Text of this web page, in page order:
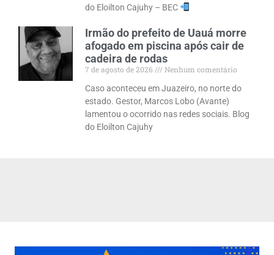
do Eloilton Cajuhy – BEC
Irmão do prefeito de Uauá morre
afogado em piscina após cair de
cadeira de rodas
7 de agosto de 2026
Nenhum comentário
Caso aconteceu em Juazeiro, no norte do
estado. Gestor, Marcos Lobo (Avante)
lamentou o ocorrido nas redes sociais. Blog
do Eloilton Cajuhy